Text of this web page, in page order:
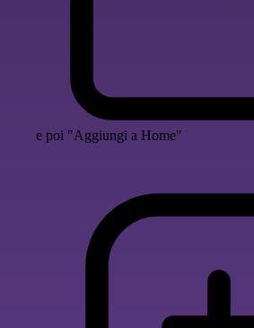
e poi "Aggiungi a Home"